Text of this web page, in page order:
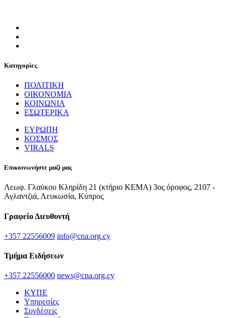
Κατηγορίες
ΠΟΛΙΤΙΚΗ
ΟΙΚΟΝΟΜΙΑ
ΚΟΙΝΩΝΙΑ
ΕΣΩΤΕΡΙΚΑ
ΕΥΡΩΠΗ
ΚΟΣΜΟΣ
VIRALS
Επικοινωνήστε μαζί μας
Λεωφ. Γλαύκου Κληρίδη 21 (κτήριο ΚΕΜΑ) 3ος όροφος, 2107 -
Αγλαντζιά, Λευκωσία, Κύπρος
Γραφείο Διευθυντή
+357 22556009 info@cna.org.cy
Τμήμα Ειδήσεων
+357 22556000 news@cna.org.cy
ΚΥΠΕ
Υπηρεσίες
Συνδέσεις